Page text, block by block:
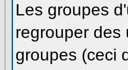
Les groupes
regrouper des
groupes (ceci